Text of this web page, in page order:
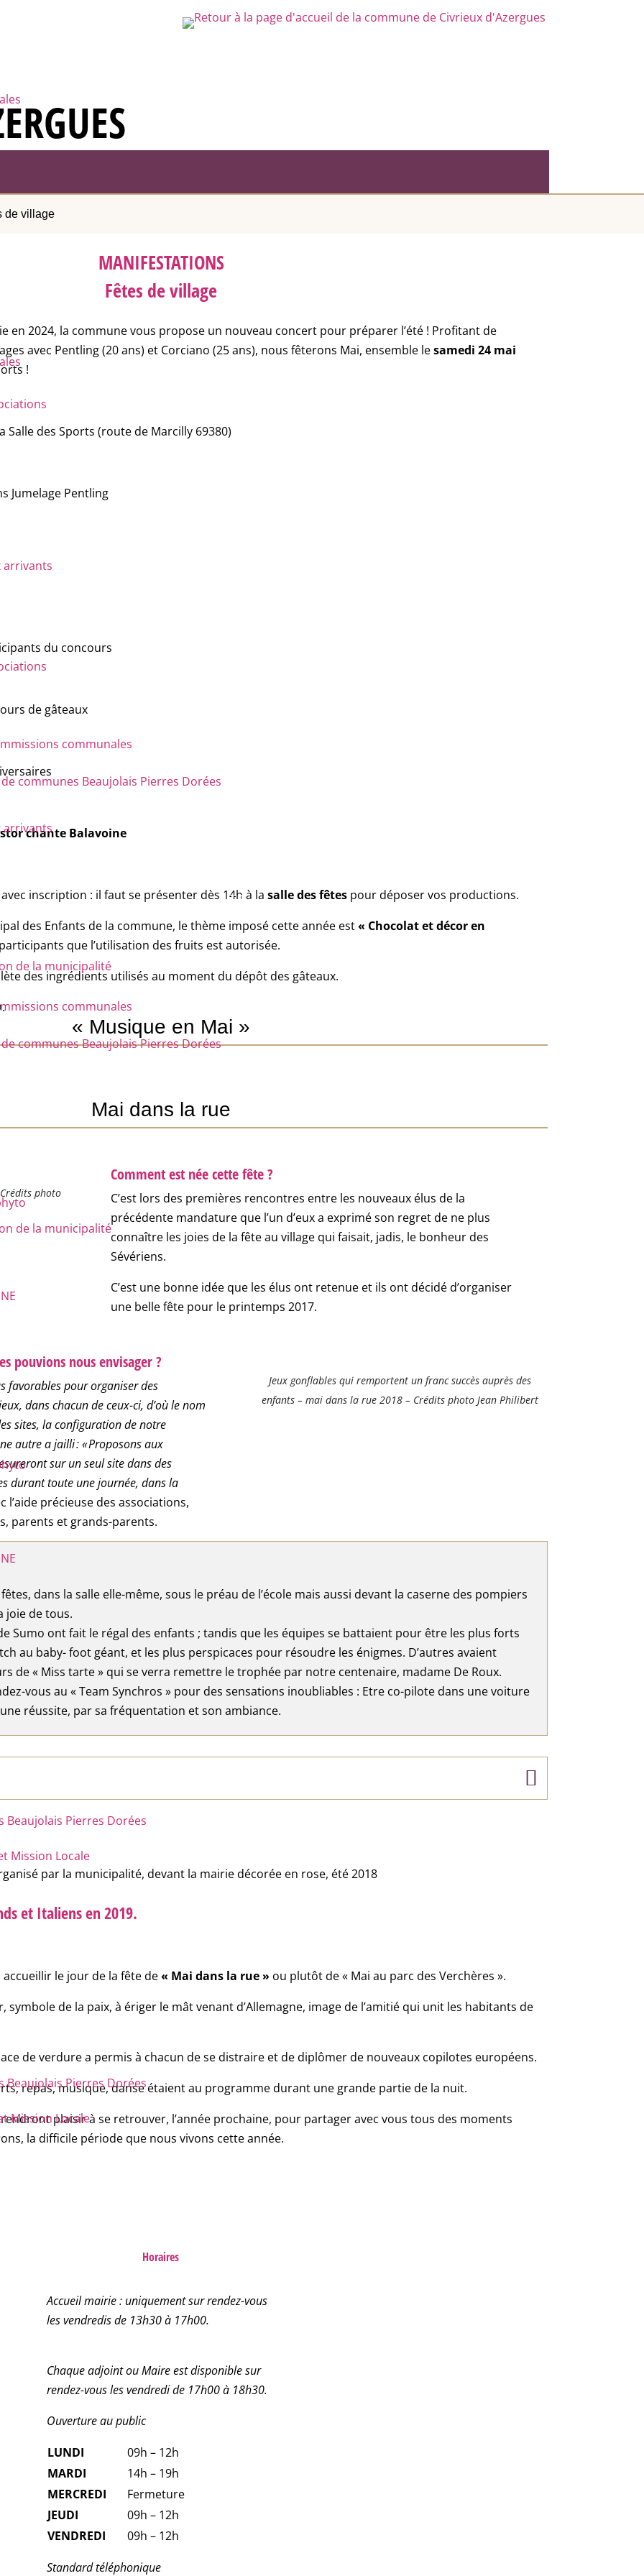
arrivants
communales
communes Beaujolais Pierres Dorées
de la municipalité
Pierres Dorées
Mission Locale
arrivants
communales
communes Beaujolais Pierres Dorées
de la municipalité
Beaujolais Pierres Dorées
Mission Locale
de village
MANIFESTATIONS
Fêtes de village
en 2024, la commune vous propose un nouveau concert pour préparer l’été ! Profitant de
avec Pentling (20 ans) et Corciano (25 ans), nous fêterons Mai, ensemble lesamedi 24 mai
!
Salle des Sports (route de Marcilly 69380)
Jumelage Pentling
du concours
de gâteaux
chante Balavoine
inscription : il faut se présenter dès 14h à lasalle des fêtes pour déposer vos productions.
des Enfants de la commune, le thème imposé cette année est« Chocolat et décor en
que l’utilisation des fruits est autorisée.
des ingrédients utilisés au moment du dépôt des gâteaux.
« Musique en Mai »
Mai dans la rue
photo
Comment est née cette fête ?
C’est lors des premières rencontres entre les nouveaux élus de la
précédente mandature que l’un d’eux a exprimé son regret de ne plus
connaître les joies de la fête au village qui faisait, jadis, le bonheur des
Sévériens.
C’est une bonne idée que les élus ont retenue et ils ont décidé d’organiser
une belle fête pour le printemps 2017.
pouvions nous envisager ?
favorables pour organiser des
dans chacun de ceux-ci, d’où le nom
sites, la configuration de notre
autre a jailli : « Proposons aux
sur un seul site dans des
durant toute une journée, dans la
l’aide précieuse des associations,
parents et grands-parents.
Jeux gonflables qui remportent un franc succès auprès des
enfants – mai dans la rue 2018 – Crédits photo Jean Philibert
dans la salle elle-même, sous le préau de l’école mais aussi devant la caserne des pompiers
joie de tous.
Sumo ont fait le régal des enfants ; tandis que les équipes se battaient pour être les plus forts
au baby- foot géant, et les plus perspicaces pour résoudre les énigmes. D’autres avaient
de « Miss tarte » qui se verra remettre le trophée par notre centenaire, madame De Roux.
vous au « Team Synchros » pour des sensations inoubliables : Etre co-pilote dans une voiture
réussite, par sa fréquentation et son ambiance.
par la municipalité, devant la mairie décorée en rose, été 2018
et Italiens en 2019.
accueillir le jour de la fête de« Mai dans la rue » ou plutôt de « Mai au parc des Verchères ».
symbole de la paix, à ériger le mât venant d’Allemagne, image de l’amitié qui unit les habitants de
de verdure a permis à chacun de se distraire et de diplômer de nouveaux copilotes européens.
repas, musique, danse étaient au programme durant une grande partie de la nuit.
plaisir à se retrouver, l’année prochaine, pour partager avec vous tous des moments
la difficile période que nous vivons cette année.
Horaires
Accueil mairie : uniquement sur rendez-vous
les vendredis de 13h30 à 17h00.
Chaque adjoint ou Maire est disponible sur
rendez-vous les vendredi de 17h00 à 18h30.
Ouverture au public
LUNDI
09h – 12h
MARDI
14h – 19h
MERCREDI
Fermeture
JEUDI
09h – 12h
VENDREDI
09h – 12h
Standard téléphonique